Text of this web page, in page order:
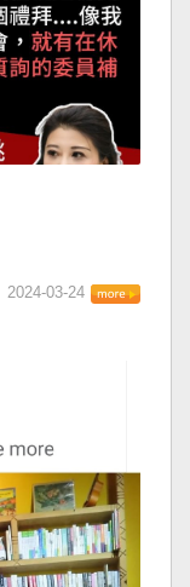
2024-03-24